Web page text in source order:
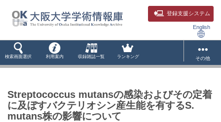
登録支援システム
English
検索画面選択 利用案内 収録雑誌一覧 ランキング その他
Streptococcus mutansの感染およびその定着
に及ぼすバクテリオシン産生能を有するS.
mutans株の影響について